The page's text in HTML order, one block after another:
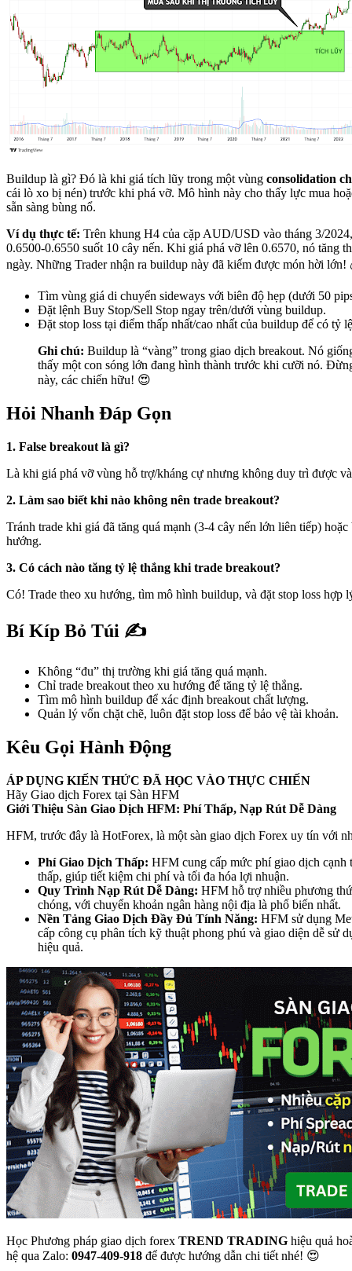
Buildup là gì? Đó là khi giá tích lũy trong một vùng consolidation
cái lò xo bị nén) trước khi phá vỡ. Mô hình này cho thấy lực mua
sẵn sàng bùng nổ.
Ví dụ thực tế: Trên khung H4 của cặp AUD/USD vào tháng 3/
0.6500-0.6550 suốt 10 cây nến. Khi giá phá vỡ lên 0.6570, nó tăng
ngày. Những Trader nhận ra buildup này đã kiếm được món hời lớn!
Tìm vùng giá di chuyển sideways với biên độ hẹp (dưới 50
Đặt lệnh Buy Stop/Sell Stop ngay trên/dưới vùng buildup.
Đặt stop loss tại điểm thấp nhất/cao nhất của buildup để có tỷ
Ghi chú: Buildup là “vàng” trong giao dịch breakout. Nó
thấy một con sóng lớn đang hình thành trước khi cưỡi nó.
này, các chiến hữu! 😍
Hỏi Nhanh Đáp Gọn
1. False breakout là gì?
Là khi giá phá vỡ vùng hỗ trợ/kháng cự nhưng không duy trì được
2. Làm sao biết khi nào không nên trade breakout?
Tránh trade khi giá đã tăng quá mạnh (3-4 cây nến lớn liên tiếp)
hướng.
3. Có cách nào tăng tỷ lệ thắng khi trade breakout?
Có! Trade theo xu hướng, tìm mô hình buildup, và đặt stop loss hợp
Bí Kíp Bỏ Túi ✍️
Không “đu” thị trường khi giá tăng quá mạnh.
Chỉ trade breakout theo xu hướng để tăng tỷ lệ thắng.
Tìm mô hình buildup để xác định breakout chất lượng.
Quản lý vốn chặt chẽ, luôn đặt stop loss để bảo vệ tài khoản.
Kêu Gọi Hành Động
ÁP DỤNG KIẾN THỨC ĐÃ HỌC VÀO THỰC CHIẾN
Hãy Giao dịch Forex tại Sàn HFM
Giới Thiệu Sàn Giao Dịch HFM: Phí Thấp, Nạp Rút Dễ Dàng
HFM, trước đây là HotForex, là một sàn giao dịch Forex uy tín với
Phí Giao Dịch Thấp: HFM cung cấp mức phí giao dịch cạnh
thấp, giúp tiết kiệm chi phí và tối đa hóa lợi nhuận.
Quy Trình Nạp Rút Dễ Dàng: HFM hỗ trợ nhiều phương
chóng, với chuyển khoản ngân hàng nội địa là phổ biến nhất.
Nền Tảng Giao Dịch Đầy Đủ Tính Năng: HFM sử dụng
cấp công cụ phân tích kỹ thuật phong phú và giao diện dễ sử
hiệu quả.
Học Phương pháp giao dịch forex TREND TRADING hiệu quả
hệ qua Zalo: 0947-409-918 để được hướng dẫn chi tiết nhé! 😍